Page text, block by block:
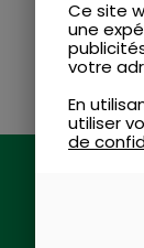
Ce site
une
votre
En
utiliser
de